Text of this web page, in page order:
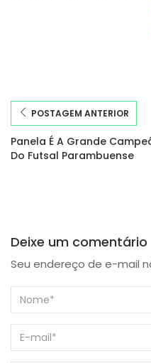
POSTAGEM ANTERIOR
Panela É A Grande
Do Futsal Parambuense
Deixe um comentário
Seu endereço de e-mail